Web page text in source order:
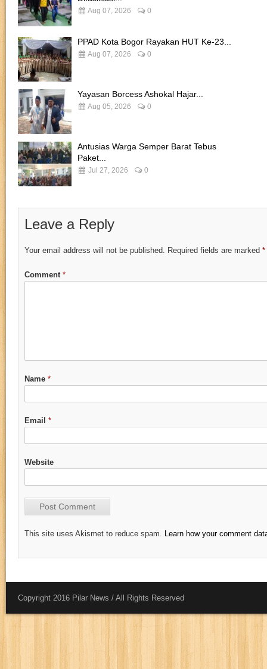
Aug 07, 2026 0
PPAD Kota Bogor Rayakan HUT Ke-23...
Aug 07, 2026 0
Yayasan Borcess Ashokal Hajar...
Aug 05, 2026 0
Antusias Warga Semper Barat Tebus
Paket...
Jul 27, 2026 0
Leave a Reply
Your email address will not be published. Required fields are marked *
Comment *
Name *
Email *
Website
This site uses Akismet to reduce spam. Learn how your comment
Copyright 2016 Pilar News / All Rights Reserved